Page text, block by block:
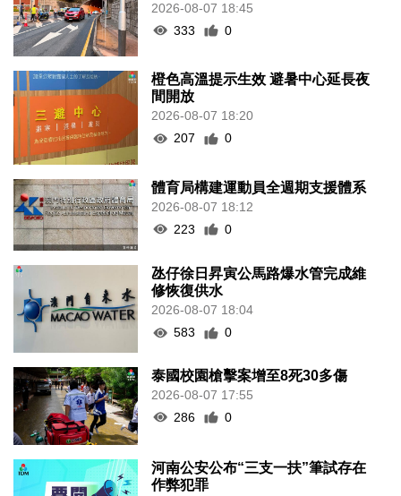
2026-08-07 18:45
333
0
橙色高溫提示生效 避暑中心延長夜
間開放
2026-08-07 18:20
207
0
體育局構建運動員全週期支援體系
2026-08-07 18:12
223
0
氹仔徐日昇寅公馬路爆水管完成維
修恢復供水
2026-08-07 18:04
583
0
泰國校園槍擊案增至8死30多傷
2026-08-07 17:55
286
0
河南公安公布“三支一扶”筆試存在
作弊犯罪